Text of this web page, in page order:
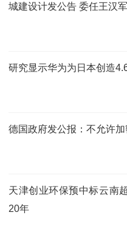
城建设计发公告 委任王汉
研究显示华为为日本创造
德国政府发公报：不允许
天津创业环保预中标云南
20年